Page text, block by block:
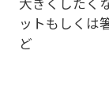
ットもしくは
ど